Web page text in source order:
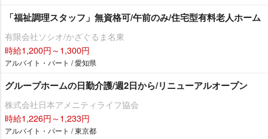
「福祉調理スタッフ」無資格可/午前のみ/住宅型有料老人ホーム
有限会社ソシオ/かざぐるま名東
時給1,200円～1,300円
アルバイト・パート / 愛知県
グループホームの日勤介護/週2日から/リニューアルオープン
株式会社日本アメニティライフ協会
時給1,226円～1,233円
アルバイト・パート / 東京都